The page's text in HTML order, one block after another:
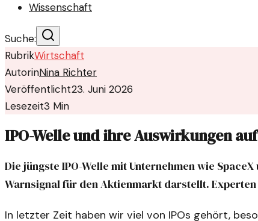
Wissenschaft
Suche:
RubrikWirtschaft
AutorinNina Richter
Veröffentlicht23. Juni 2026
Lesezeit3 Min
IPO-Welle und ihre Auswirkungen
Die jüngste IPO-Welle mit Unternehmen wie
Warnsignal für den Aktienmarkt darstellt. Experten
In letzter Zeit haben wir viel von IPOs gehört,